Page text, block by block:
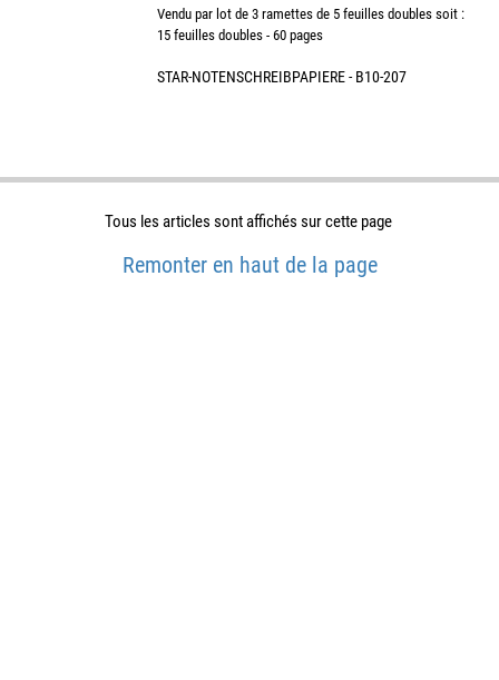
Vendu par lot de 3 ramettes de 5 feuilles doubles soit :
15 feuilles doubles - 60 pages
STAR-NOTENSCHREIBPAPIERE - B10-207
Tous les articles sont affichés sur cette page
Remonter en haut de la page